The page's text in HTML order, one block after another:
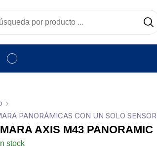
PANORÁMICAS CON UN SOLO SENSOR
AXIS M43 PANORAMIC
stock